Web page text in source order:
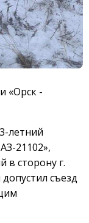
«Орск -
летний
21102»,
в сторону г.
съезд